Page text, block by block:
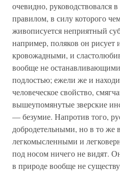
очевидно, руководствовался
правилом, в силу которого
живописуется неприятный
например, поляков он
кровожадными, и
вообще не
подлостью; ежели же и
человеческое свойство,
вышеупомянутые зверские
— безумие. Напротив того,
добродетельными, но в то же
легкомысленными и
под носом ничего не видят.
в природе вообще не